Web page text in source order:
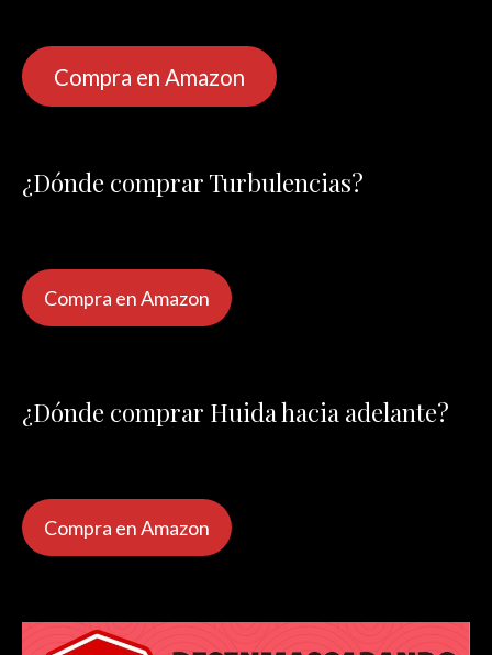
Compra en Amazon
¿Dónde comprar Turbulencias?
Compra en Amazon
¿Dónde comprar Huida hacia adelante?
Compra en Amazon